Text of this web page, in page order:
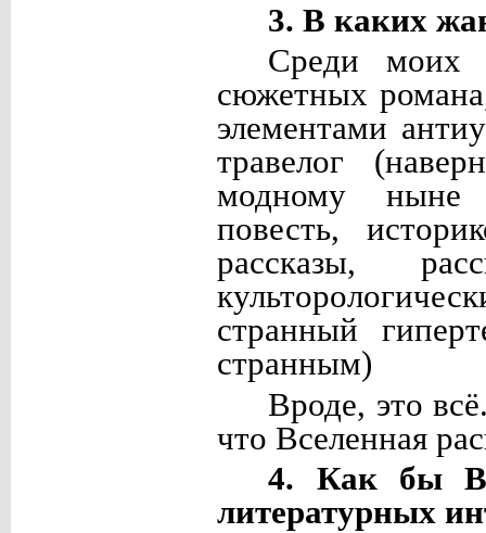
3. В каких
Среди моих
сюжетных
элементами
травелог
модному ныне
повесть,
рассказы,
странный
странным)
Вроде, это
что Вселенная
4. Как бы
литературных